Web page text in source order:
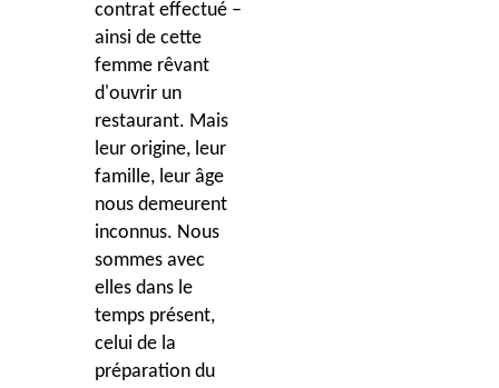
contrat effectué –
ainsi de cette
femme rêvant
d'ouvrir un
restaurant. Mais
leur origine, leur
famille, leur âge
nous demeurent
inconnus. Nous
sommes avec
elles dans le
temps présent,
celui de la
préparation du